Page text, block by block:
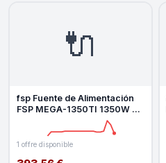
🔌
fsp Fuente de Alimentación
FSP MEGA-1350TI 1350W 80
PLUS Titanium modulaire
1 offre disponible